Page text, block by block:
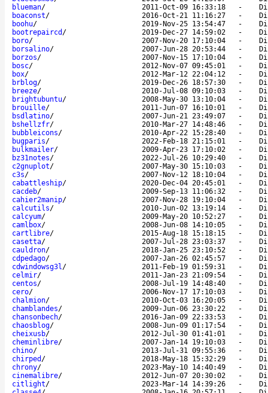
blueman/ 2011-Oct-09 16:33:18 -
boaconst/ 2016-Oct-21 11:16:27 -
boohu/ 2019-Nov-25 13:54:47 -
bootrepaircd / 2019-Dec-27 14:59:02 -
boro/ 2007-Nov-20 17:10:04 -
borsalino/ 2007-Jun-28 20:53:44 -
borzos/ 2007-Nov-15 17:10:04 -
bosc/ 2012-Nov-07 09:45:01 -
box/ 2012-Mar-12 22:04:12 -
brblog/ 2019-Dec-26 18:57:30 -
breeze/ 2010-Jul-08 09:10:03 -
brightubuntu/ 2008-May-30 13:10:04 -
brouille/ 2011-Jun-07 16:10:01 -
bsdlatino/ 2007-Jun-21 23:49:07 -
bshellzfr/ 2010-Mar-27 14:48:46 -
bubbleicons/ 2010-Apr-22 15:28:40 -
bugparis/ 2022-Feb-18 21:15:01 -
bulkmailer/ 2009-Apr-23 17:10:02 -
bz31notes/ 2022-Jul-26 10:29:40 -
c2gnuplot/ 2007-May-30 15:10:03 -
c3s/ 2007-Nov-12 18:10:04 -
cabattleship/ 2020-Dec-04 20:45:01 -
cacdeb/ 2009-Sep-13 11:06:32 -
cahier2manip/ 2007-Nov-28 19:10:04 -
calcutils/ 2010-Jun-02 13:19:14 -
calcyum/ 2009-May-20 10:52:27 -
camlbox/ 2008-Jun-08 14:10:05 -
cartlibre/ 2015-Aug-18 15:18:15 -
casetta/ 2007-Jul-28 23:03:37 -
cauldron/ 2018-Jan-25 23:10:52 -
cdpedago/ 2007-Jan-26 02:45:57 -
cdwindowsg3l/ 2011-Feb-19 01:59:31 -
celmir/ 2011-Jan-23 21:09:54 -
centos/ 2008-Jul-19 14:48:40 -
cero/ 2006-Nov-17 17:10:03 -
chalmion/ 2010-Oct-03 16:20:05 -
chamblandes/ 2009-Jun-06 23:30:22 -
chansonbech/ 2016-Jan-09 22:33:53 -
chaosblog/ 2008-Jun-09 01:17:54 -
cheixusb/ 2012-Jul-30 01:41:01 -
cheminlibre/ 2007-Jan-14 19:10:03 -
chino/ 2013-Jul-31 09:55:36 -
chirped / 2018-May-18 15:32:29 -
chrony/ 2023-May-10 14:40:49 -
cinemalibre/ 2012-Jun-07 20:30:02 -
citlight/ 2023-Mar-14 14:39:26 -